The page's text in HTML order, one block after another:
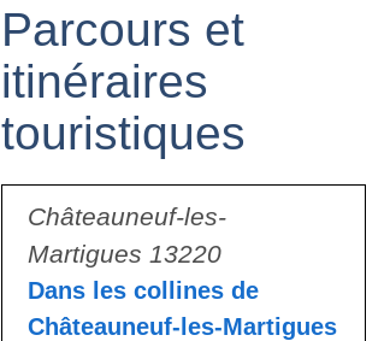
Parcours et
itinéraires
touristiques
Châteauneuf-les-
Martigues 13220
Dans les collines de
Châteauneuf-les-Martigues